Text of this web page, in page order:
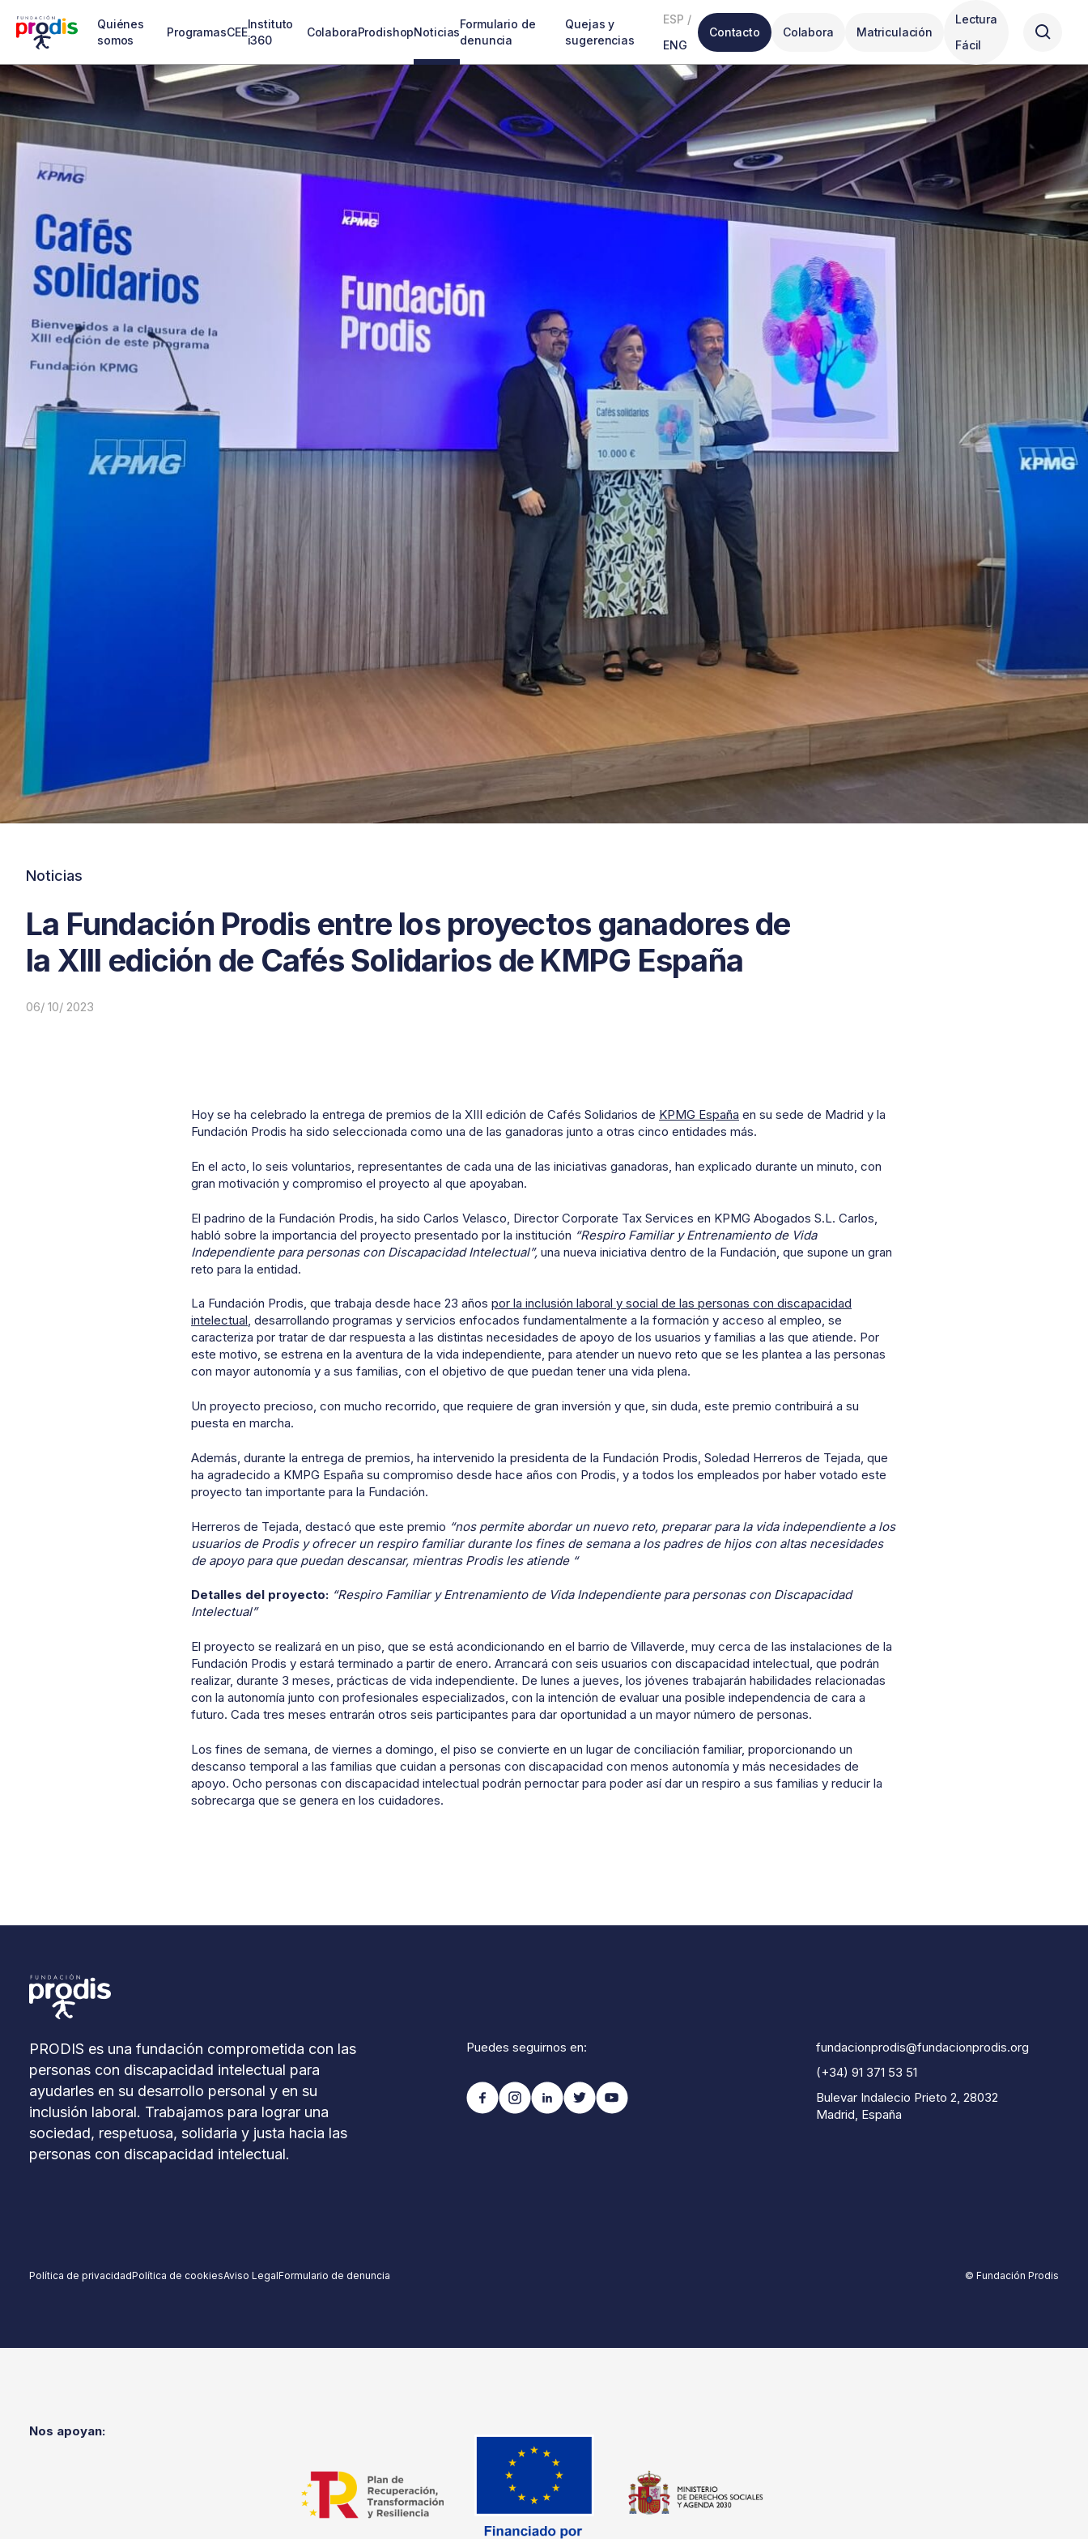
Quiénes
somos
ProgramasCEE
Instituto
i360
ColaboraProdishopNoticias
Formulario de
denuncia
Quejas y
sugerencias
ESP /
ENG
Contacto Colabora Matriculación
Lectura
Fácil
Noticias
La Fundación Prodis entre los proyectos ganadores de
la XIII edición de Cafés Solidarios de KMPG España
06/ 10/ 2023
Hoy se ha celebrado la entrega de premios de la XIII edición de Cafés Solidarios de KPMG España en su sede de Madrid y la
Fundación Prodis ha sido seleccionada como una de las ganadoras junto a otras cinco entidades más.
En el acto, lo seis voluntarios, representantes de cada una de las iniciativas ganadoras, han explicado durante un minuto, con
gran motivación y compromiso el proyecto al que apoyaban.
El padrino de la Fundación Prodis, ha sido Carlos Velasco, Director Corporate Tax Services en KPMG Abogados S.L. Carlos,
habló sobre la importancia del proyecto presentado por la institución “Respiro Familiar y Entrenamiento de Vida
Independiente para personas con Discapacidad Intelectual”, una nueva iniciativa dentro de la Fundación, que supone un gran
reto para la entidad.
La Fundación Prodis, que trabaja desde hace 23 años por la inclusión laboral y social de las personas con discapacidad
intelectual, desarrollando programas y servicios enfocados fundamentalmente a la formación y acceso al empleo, se
caracteriza por tratar de dar respuesta a las distintas necesidades de apoyo de los usuarios y familias a las que atiende. Por
este motivo, se estrena en la aventura de la vida independiente, para atender un nuevo reto que se les plantea a las personas
con mayor autonomía y a sus familias, con el objetivo de que puedan tener una vida plena.
Un proyecto precioso, con mucho recorrido, que requiere de gran inversión y que, sin duda, este premio contribuirá a su
puesta en marcha.
Además, durante la entrega de premios, ha intervenido la presidenta de la Fundación Prodis, Soledad Herreros de Tejada, que
ha agradecido a KMPG España su compromiso desde hace años con Prodis, y a todos los empleados por haber votado este
proyecto tan importante para la Fundación.
Herreros de Tejada, destacó que este premio “nos permite abordar un nuevo reto, preparar para la vida independiente a los
usuarios de Prodis y ofrecer un respiro familiar durante los fines de semana a los padres de hijos con altas necesidades
de apoyo para que puedan descansar, mientras Prodis les atiende “
Detalles del proyecto: “Respiro Familiar y Entrenamiento de Vida Independiente para personas con Discapacidad
Intelectual”
El proyecto se realizará en un piso, que se está acondicionando en el barrio de Villaverde, muy cerca de las instalaciones de la
Fundación Prodis y estará terminado a partir de enero. Arrancará con seis usuarios con discapacidad intelectual, que podrán
realizar, durante 3 meses, prácticas de vida independiente. De lunes a jueves, los jóvenes trabajarán habilidades relacionadas
con la autonomía junto con profesionales especializados, con la intención de evaluar una posible independencia de cara a
futuro. Cada tres meses entrarán otros seis participantes para dar oportunidad a un mayor número de personas.
Los fines de semana, de viernes a domingo, el piso se convierte en un lugar de conciliación familiar, proporcionando un
descanso temporal a las familias que cuidan a personas con discapacidad con menos autonomía y más necesidades de
apoyo. Ocho personas con discapacidad intelectual podrán pernoctar para poder así dar un respiro a sus familias y reducir la
sobrecarga que se genera en los cuidadores.
PRODIS es una fundación comprometida con las
personas con discapacidad intelectual para
ayudarles en su desarrollo personal y en su
inclusión laboral. Trabajamos para lograr una
sociedad, respetuosa, solidaria y justa hacia las
personas con discapacidad intelectual.
Puedes seguirnos en:
fundacionprodis@fundacionprodis.org
(+34) 91 371 53 51
Bulevar Indalecio Prieto 2, 28032
Madrid, España
Política de privacidadPolítica de cookiesAviso LegalFormulario de denuncia © Fundación Prodis
Nos apoyan: